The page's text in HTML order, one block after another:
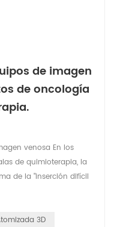
de imagen
de oncología
venosa En los
de quimioterapia, la
de la "inserción difícil
de su estado
la tasa de
3D